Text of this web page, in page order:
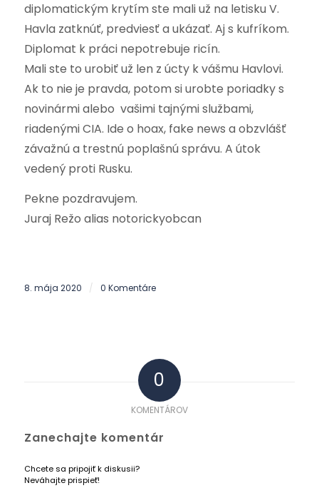
diplomatickým krytím ste mali už na letisku V.
Havla zatknúť, predviesť a ukázať. Aj s kufríkom.
Diplomat k práci nepotrebuje ricín.
Mali ste to urobiť už len z úcty k vášmu Havlovi.
Ak to nie je pravda, potom si urobte poriadky s
novinármi alebo vašimi tajnými službami,
riadenými CIA. Ide o hoax, fake news a obzvlášť
závažnú a trestnú poplašnú správu. A útok
vedený proti Rusku.
Pekne pozdravujem.
Juraj Režo alias notorickyobcan
8. mája 2020 / 0 Komentáre
0
KOMENTÁROV
Zanechajte komentár
Chcete sa pripojiť k diskusii?
Neváhajte prispieť!